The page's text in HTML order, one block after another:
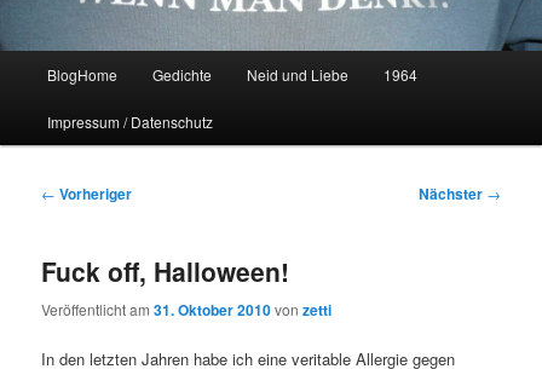
BlogHome Gedichte Neid und Liebe 1964
Impressum / Datenschutz
Beitragsnavigation
← Vorheriger Nächster →
Fuck off, Halloween!
Veröffentlicht am31. Oktober 2010vonzetti
In den letzten Jahren habe ich eine veritable Allergie gegen